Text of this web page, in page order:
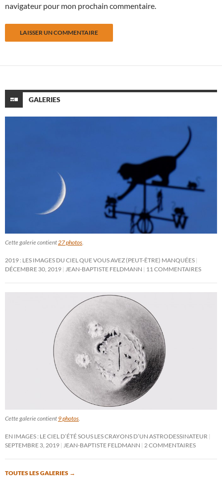
navigateur pour mon prochain commentaire.
GALERIES
Cette galerie contient27 photos.
2019 : LES IMAGES DU CIEL QUE VOUS AVEZ (PEUT-ÊTRE) MANQUÉES
DÉCEMBRE 30, 2019 JEAN-BAPTISTE FELDMANN 11 COMMENTAIRES
Cette galerie contient 9 photos.
EN IMAGES : LE CIEL D’ÉTÉ SOUS LES CRAYONS D’UN ASTRODESSINATEUR
SEPTEMBRE 3, 2019 JEAN-BAPTISTE FELDMANN 2 COMMENTAIRES
TOUTES LES GALERIES →